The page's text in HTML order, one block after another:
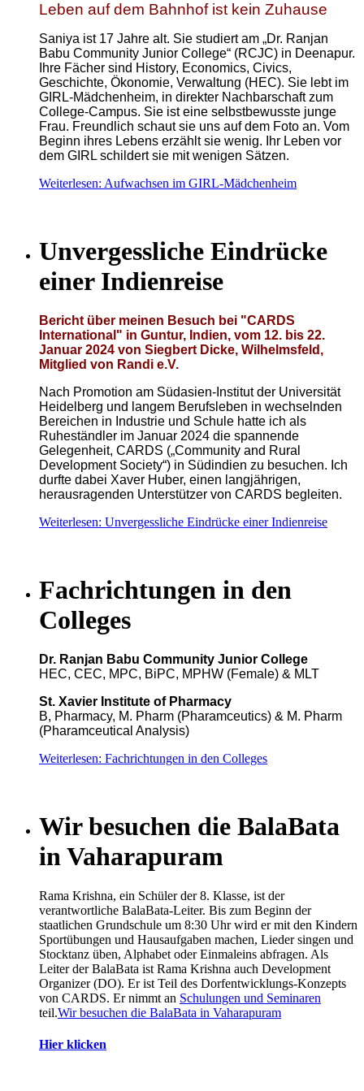
Leben auf dem Bahnhof ist kein Zuhause
Saniya ist 17 Jahre alt. Sie studiert am „Dr. Ranjan
Babu Community Junior College“ (RCJC) in Deenapur.
Ihre Fächer sind History, Economics, Civics,
Geschichte, Ökonomie, Verwaltung (HEC). Sie lebt im
GIRL-Mädchenheim, in direkter Nachbarschaft zum
College-Campus. Sie ist eine selbstbewusste junge
Frau. Freundlich schaut sie uns auf dem Foto an. Vom
Beginn ihres Lebens erzählt sie wenig. Ihr Leben vor
dem GIRL schildert sie mit wenigen Sätzen.
Weiterlesen: Aufwachsen im GIRL-Mädchenheim
Unvergessliche Eindrücke
einer Indienreise
Bericht über meinen Besuch bei "CARDS
International" in Guntur, Indien, vom 12. bis 22.
Januar 2024 von Siegbert Dicke, Wilhelmsfeld,
Mitglied von Randi e.V.
Nach Promotion am Südasien-Institut der Universität
Heidelberg und langem Berufsleben in wechselnden
Bereichen in Industrie und Schule hatte ich als
Ruheständler im Januar 2024 die spannende
Gelegenheit, CARDS („Community and Rural
Development Society“) in Südindien zu besuchen. Ich
durfte dabei Xaver Huber, einen langjährigen,
herausragenden Unterstützer von CARDS begleiten.
Weiterlesen: Unvergessliche Eindrücke einer Indienreise
Fachrichtungen in den
Colleges
Dr. Ranjan Babu Community Junior College
HEC, CEC, MPC, BiPC, MPHW (Female) & MLT
St. Xavier Institute of Pharmacy
B, Pharmacy, M. Pharm (Pharamceutics) & M. Pharm
(Pharamceutical Analysis)
Weiterlesen: Fachrichtungen in den Colleges
Wir besuchen die BalaBata
in Vaharapuram
Rama Krishna, ein Schüler der 8. Klasse, ist der
verantwortliche BalaBata-Leiter. Bis zum Beginn der
staatlichen Grundschule um 8:30 Uhr wird er mit den Kindern
Sportübungen und Hausaufgaben machen, Lieder singen und
Stocktanz üben, Alphabet oder Einmaleins abfragen. Als
Leiter der BalaBata ist Rama Krishna auch Development
Organizer (DO). Er ist Teil des Dorfentwicklungs-Konzepts
von CARDS. Er nimmt an Schulungen und Seminaren
teil.Wir besuchen die BalaBata in Vaharapuram
Hier klicken